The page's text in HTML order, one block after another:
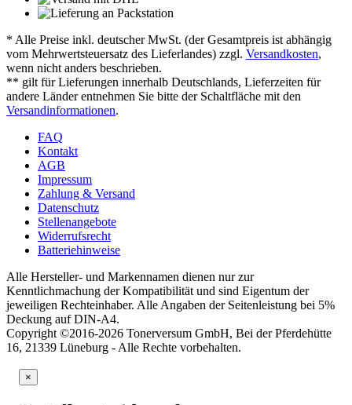
* Alle Preise inkl. deutscher MwSt. (der Gesamtpreis ist abhängig
vom Mehrwertsteuersatz des Lieferlandes) zzgl. Versandkosten,
wenn nicht anders beschrieben.
** gilt für Lieferungen innerhalb Deutschlands, Lieferzeiten für
andere Länder entnehmen Sie bitte der Schaltfläche mit den
Versandinformationen.
FAQ
Kontakt
AGB
Impressum
Zahlung & Versand
Datenschutz
Stellenangebote
Widerrufsrecht
Batteriehinweise
Alle Hersteller- und Markennamen dienen nur zur
Kenntlichmachung der Kompatibilität und sind Eigentum der
jeweiligen Rechteinhaber. Alle Angaben der Seitenleistung bei 5%
Deckung auf DIN-A4.
Copyright ©2016-2026 Tonerversum GmbH, Bei der Pferdehütte
16, 21339 Lüneburg - Alle Rechte vorbehalten.
×